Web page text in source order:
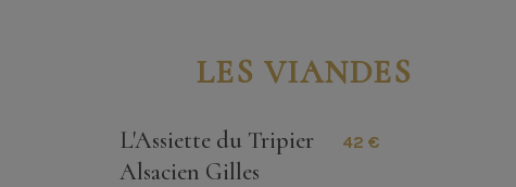
LES VIANDES
L'Assiette du Tripier
Alsacien Gilles
42 €